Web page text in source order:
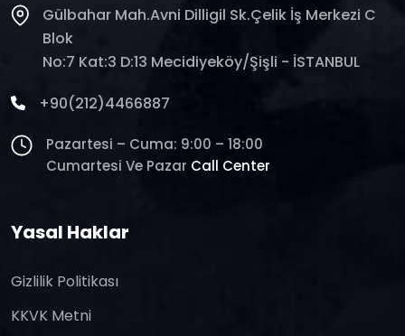
Gülbahar Mah.Avni Dilligil Sk.Çelik İş Merkezi C
Blok
No:7 Kat:3 D:13 Mecidiyeköy/Şişli - İSTANBUL
+90(212)4466887
Pazartesi – Cuma: 9:00 – 18:00
Cumartesi Ve Pazar Call Center
Yasal Haklar
Gizlilik Politikası
KKVK Metni